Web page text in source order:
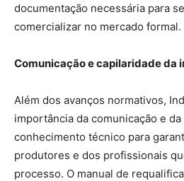
documentação necessária para
comercializar no mercado formal.
Comunicação e capilaridade da
Além dos avanços normativos,
importância da comunicação e
conhecimento técnico para
produtores e dos profissionais
processo. O manual de